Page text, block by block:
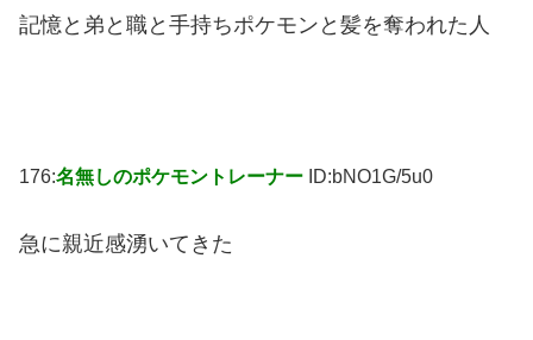
記憶と弟と職と手持ちポケモンと髪を奪われた人
176:名無しのポケモントレーナー ID:bNO1G/5u0
急に親近感湧いてきた